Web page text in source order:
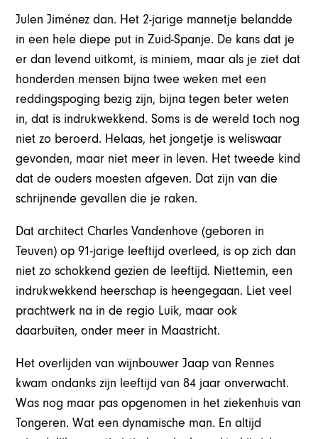
Julen Jiménez dan. Het 2-jarige mannetje belandde
in een hele diepe put in Zuid-Spanje. De kans dat je
er dan levend uitkomt, is miniem, maar als je ziet dat
honderden mensen bijna twee weken met een
reddingspoging bezig zijn, bijna tegen beter weten
in, dat is indrukwekkend. Soms is de wereld toch nog
niet zo beroerd. Helaas, het jongetje is weliswaar
gevonden, maar niet meer in leven. Het tweede kind
dat de ouders moesten afgeven. Dat zijn van die
schrijnende gevallen die je raken.
Dat architect Charles Vandenhove (geboren in
Teuven) op 91-jarige leeftijd overleed, is op zich dan
niet zo schokkend gezien de leeftijd. Niettemin, een
indrukwekkend heerschap is heengegaan. Liet veel
prachtwerk na in de regio Luik, maar ook
daarbuiten, onder meer in Maastricht.
Het overlijden van wijnbouwer Jaap van Rennes
kwam ondanks zijn leeftijd van 84 jaar onverwacht.
Was nog maar pas opgenomen in het ziekenhuis van
Tongeren. Wat een dynamische man. En altijd